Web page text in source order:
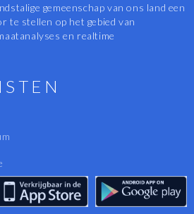
gemeenschap van ons land een
te stellen op het gebied van
en realtime